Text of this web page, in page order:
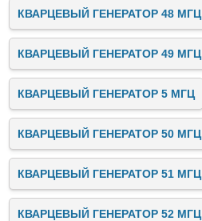
КВАРЦЕВЫЙ ГЕНЕРАТОР 48 МГЦ
КВАРЦЕВЫЙ ГЕНЕРАТОР 49 МГЦ
КВАРЦЕВЫЙ ГЕНЕРАТОР 5 МГЦ
КВАРЦЕВЫЙ ГЕНЕРАТОР 50 МГЦ
КВАРЦЕВЫЙ ГЕНЕРАТОР 51 МГЦ
КВАРЦЕВЫЙ ГЕНЕРАТОР 52 МГЦ